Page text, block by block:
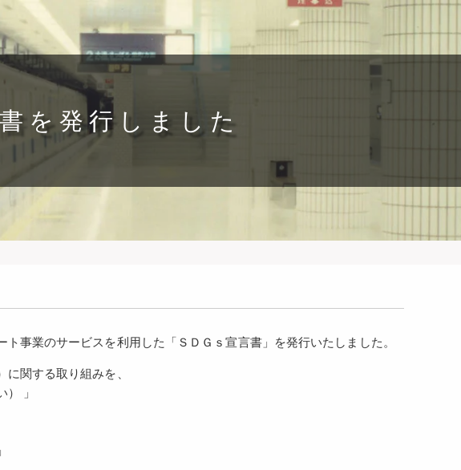
を発行しました
事業のサービスを利用した「ＳＤＧｓ宣言書」を発行いたしました。
関する取り組みを、
」